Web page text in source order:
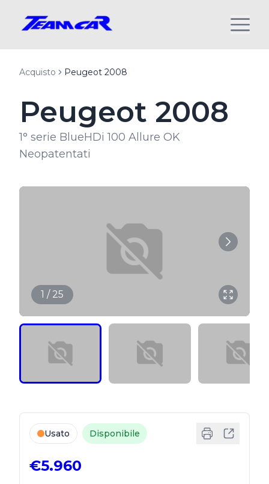
Acquisto Peugeot 2008
Peugeot 2008
1° serie BlueHDi 100 Allure OK
Neopatentati
1 / 25
Usato Disponibile
€5.960